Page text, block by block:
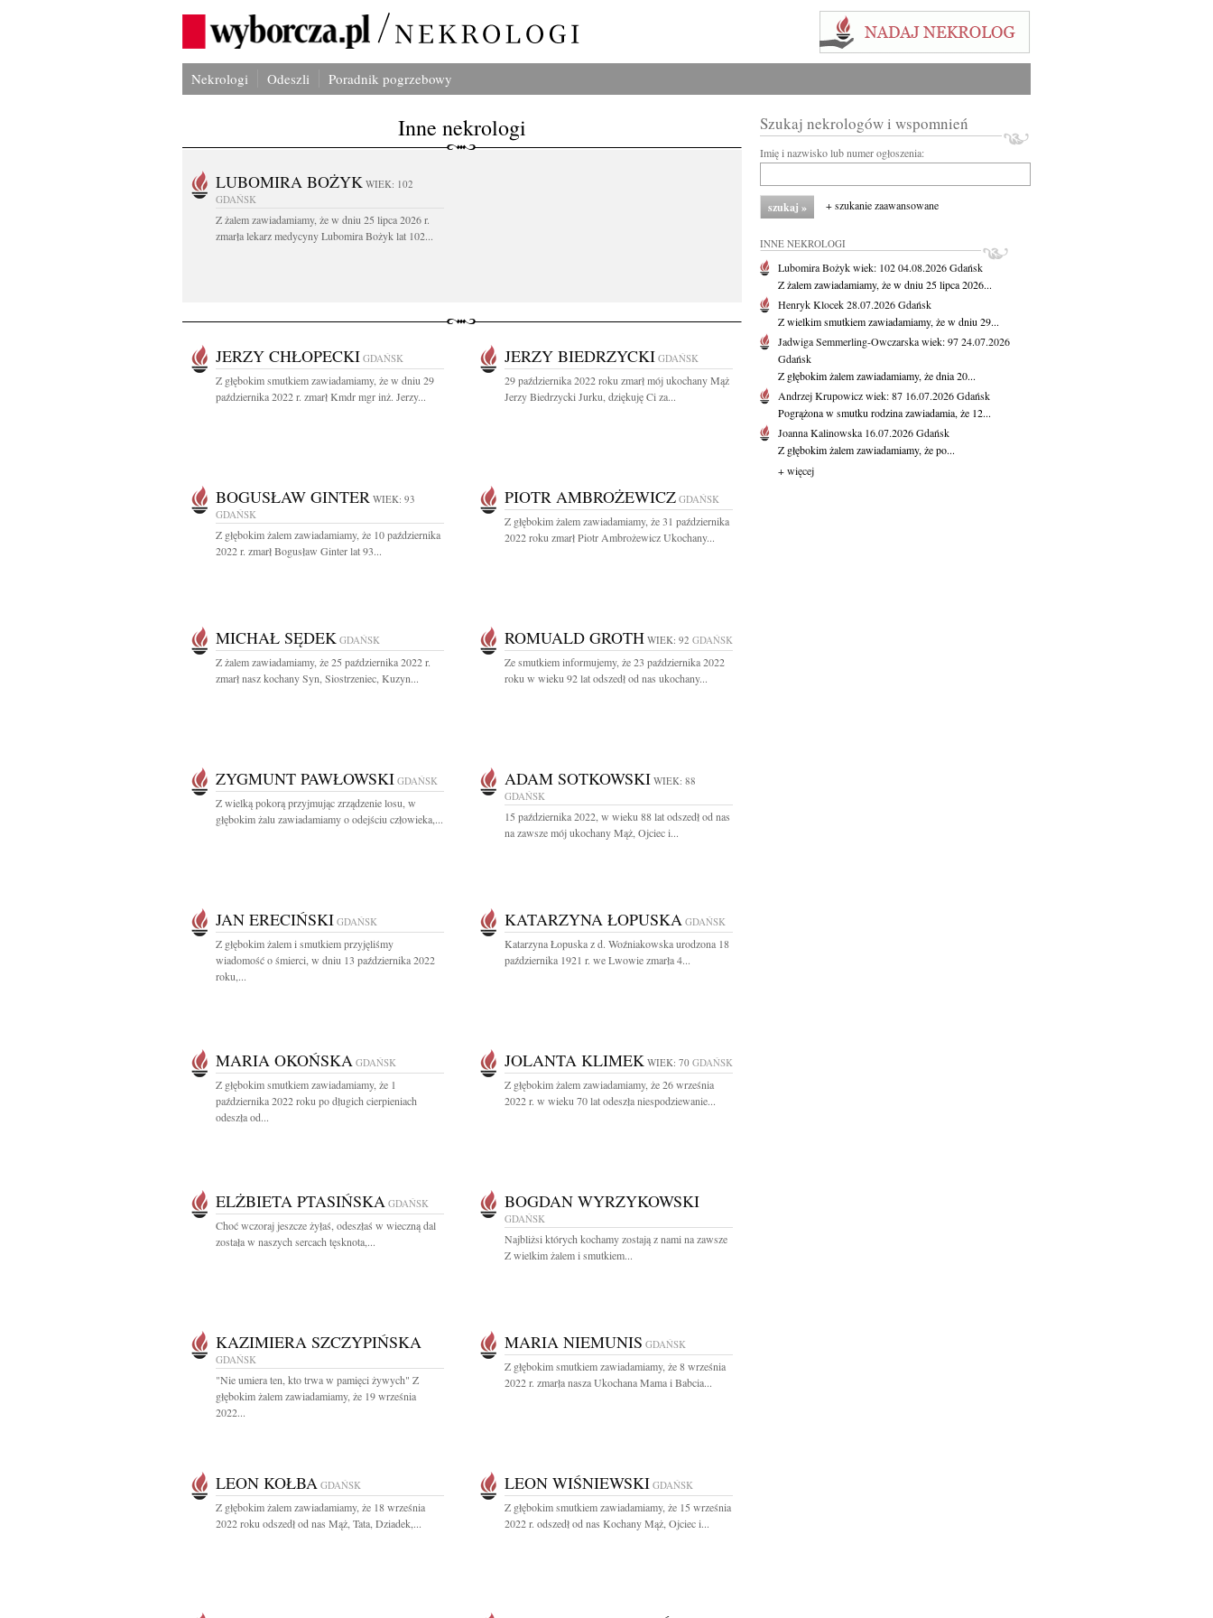
Nekrologi Odeszli Poradnik pogrzebowy
Inne nekrologi
LUBOMIRA BOŻYK WIEK: 102
GDAŃSK
Z żalem zawiadamiamy, że w dniu 25 lipca 2026 r.
zmarła lekarz medycyny Lubomira Bożyk lat 102...
JERZY CHŁOPECKI GDAŃSK
Z głębokim smutkiem zawiadamiamy, że w dniu 29
października 2022 r. zmarł Kmdr mgr inż. Jerzy...
JERZY BIEDRZYCKI GDAŃSK
29 października 2022 roku zmarł mój ukochany Mąż
Jerzy Biedrzycki Jurku, dziękuję Ci za...
BOGUSŁAW GINTER WIEK: 93
GDAŃSK
Z głębokim żalem zawiadamiamy, że 10 października
2022 r. zmarł Bogusław Ginter lat 93...
PIOTR AMBROŻEWICZ GDAŃSK
Z głębokim żalem zawiadamiamy, że 31 października
2022 roku zmarł Piotr Ambrożewicz Ukochany...
MICHAŁ SĘDEK GDAŃSK
Z żalem zawiadamiamy, że 25 października 2022 r.
zmarł nasz kochany Syn, Siostrzeniec, Kuzyn...
ROMUALD GROTH WIEK: 92 GDAŃSK
Ze smutkiem informujemy, że 23 października 2022
roku w wieku 92 lat odszedł od nas ukochany...
ZYGMUNT PAWŁOWSKI GDAŃSK
Z wielką pokorą przyjmując zrządzenie losu, w
głębokim żalu zawiadamiamy o odejściu człowieka,...
ADAM SOTKOWSKI WIEK: 88
GDAŃSK
15 października 2022, w wieku 88 lat odszedł od nas
na zawsze mój ukochany Mąż, Ojciec i...
JAN ERECIŃSKI GDAŃSK
Z głębokim żalem i smutkiem przyjęliśmy
wiadomość o śmierci, w dniu 13 października 2022
roku,...
KATARZYNA ŁOPUSKA GDAŃSK
Katarzyna Łopuska z d. Woźniakowska urodzona 18
października 1921 r. we Lwowie zmarła 4...
MARIA OKOŃSKA GDAŃSK
Z głębokim smutkiem zawiadamiamy, że 1
października 2022 roku po długich cierpieniach
odeszła od...
JOLANTA KLIMEK WIEK: 70 GDAŃSK
Z głębokim żalem zawiadamiamy, że 26 września
2022 r. w wieku 70 lat odeszła niespodziewanie...
ELŻBIETA PTASIŃSKA GDAŃSK
Choć wczoraj jeszcze żyłaś, odeszłaś w wieczną dal
została w naszych sercach tęsknota,...
BOGDAN WYRZYKOWSKI
GDAŃSK
Najbliżsi których kochamy zostają z nami na zawsze
Z wielkim żalem i smutkiem...
KAZIMIERA SZCZYPIŃSKA
GDAŃSK
"Nie umiera ten, kto trwa w pamięci żywych" Z
głębokim żalem zawiadamiamy, że 19 września
2022...
MARIA NIEMUNIS GDAŃSK
Z głębokim smutkiem zawiadamiamy, że 8 września
2022 r. zmarła nasza Ukochana Mama i Babcia...
LEON KOŁBA GDAŃSK
Z głębokim żalem zawiadamiamy, że 18 września
2022 roku odszedł od nas Mąż, Tata, Dziadek,...
LEON WIŚNIEWSKI GDAŃSK
Z głębokim smutkiem zawiadamiamy, że 15 września
2022 r. odszedł od nas Kochany Mąż, Ojciec i...
Szukaj nekrologów i wspomnień
Imię i nazwisko lub numer ogłoszenia:
+ szukanie zaawansowane
INNE NEKROLOGI
Lubomira Bożykwiek: 10204.08.2026Gdańsk
Z żalem zawiadamiamy, że w dniu 25 lipca 2026...
Henryk Klocek28.07.2026Gdańsk
Z wielkim smutkiem zawiadamiamy, że w dniu 29...
Jadwiga Semmerling-Owczarskawiek: 9724.07.2026
Gdańsk
Z głębokim żalem zawiadamiamy, że dnia 20...
Andrzej Krupowiczwiek: 87 16.07.2026Gdańsk
Pogrążona w smutku rodzina zawiadamia, że 12...
Joanna Kalinowska 16.07.2026Gdańsk
Z głębokim żalem zawiadamiamy, że po...
+ więcej